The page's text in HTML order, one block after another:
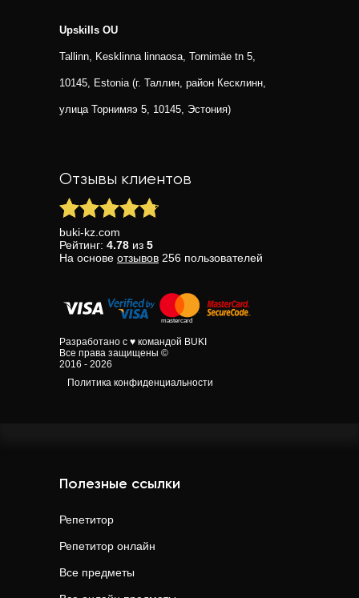
Upskills OU
Tallinn, Kesklinna linnaosa, Tornimäe tn 5,
10145, Estonia (г. Таллин, район Кесклинн,
улица Торнимяэ 5, 10145, Эстония)
Отзывы клиентов
buki-kz.com
Рейтинг: 4.78 из 5
На основе отзывов 256 пользователей
Разработано с ♥ командой BUKI
Все права защищены ©
2016 - 2026
Политика конфиденциальности
Полезные ссылки
Репетитор
Репетитор онлайн
Все предметы